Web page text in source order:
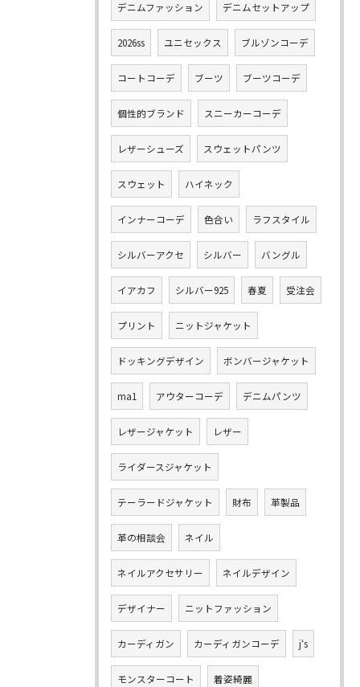
デニムファッション デニムセットアップ
2026ss ユニセックス ブルゾンコーデ
コートコーデ ブーツ ブーツコーデ
個性的ブランド スニーカーコーデ
レザーシューズ スウェットパンツ
スウェット ハイネック
インナーコーデ 色合い ラフスタイル
シルバーアクセ シルバー バングル
イアカフ シルバー925 春夏 受注会
プリント ニットジャケット
ドッキングデザイン ボンバージャケット
ma1 アウターコーデ デニムパンツ
レザージャケット レザー
ライダースジャケット
テーラードジャケット 財布 革製品
革の相談会 ネイル
ネイルアクセサリー ネイルデザイン
デザイナー ニットファッション
カーディガン カーディガンコーデ j‘s
モンスターコート 着姿綺麗